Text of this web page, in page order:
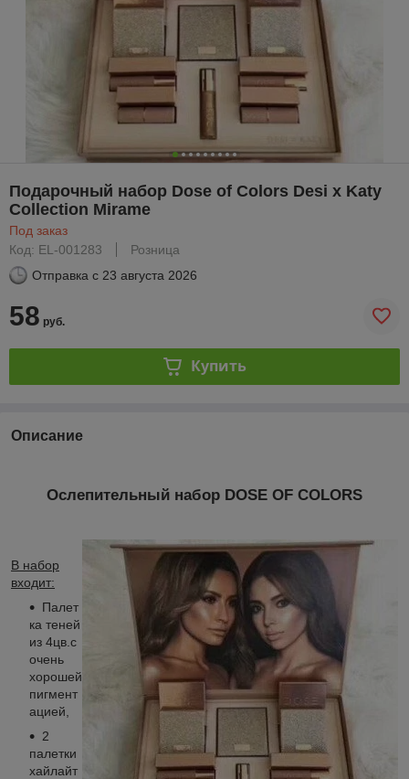
Подарочный набор Dose of Colors Desi x Katy
Collection Mirame
Под заказ
Код: EL-001283
Розница
Отправка с 23 августа 2026
58 руб.
Купить
Описание
Ослепительный набор DOSE OF COLORS
В набор
входит:
Палет
ка теней
из 4цв.с
очень
хорошей
пигмент
ацией,
2
палетки
хайлайт